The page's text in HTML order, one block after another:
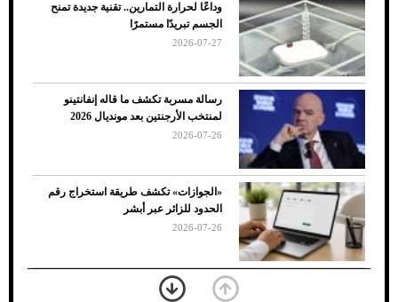
7 نصائح لاختيار لون البنطلون المناسب للقميص
الأسود
وداعًا لحرارة التمارين.. تقنية جديدة تمنح
الجسم تبريدًا مستمرًا
2026-07-27
رسالة مسربة تكشف ما قاله إنفانتينو
لمنتخب الأرجنتين بعد مونديال 2026
2026-07-26
«الجوازات» تكشف طريقة استخراج رقم
الحدود للزائر عبر أبشر
2026-07-26
بعد 7 أشهر من تعرضه لحادث مروع.. جوشوا